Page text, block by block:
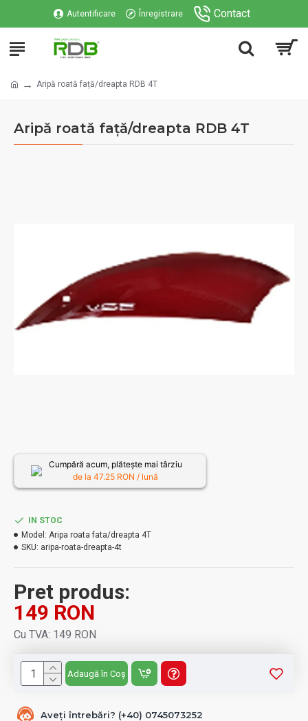
Autentificare Înregistrare Contact
Aripă roată față/dreapta RDB 4T
Aripă roată față/dreapta RDB 4T
Aveți întrebări? (+40) 0745073252
Pret produs:
149 RON
Cu TVA: 149 RON
IN STOC
Model: Aripa roata fata/dreapta 4T
SKU: aripa-roata-dreapta-4t
Adaugă în Coș
Cumpără acum, plătește mai târziu
de la 47.25 RON / lună